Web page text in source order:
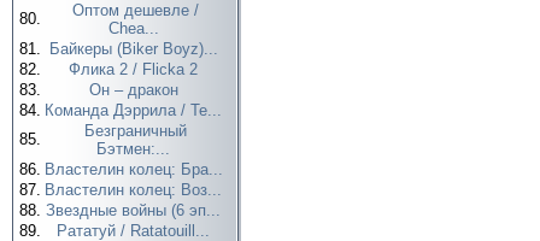
80.
Оптом дешевле /
Chea...
81.
Байкеры (Biker Boyz)...
82.
Флика 2 / Flicka 2
83.
Он – дракон
84. Команда Дэррила / Te...
85.
Безграничный
Бэтмен:...
86. Властелин колец: Бра...
87. Властелин колец: Воз...
88. Звездные войны (6 эп...
89.
Рататуй / Ratatouill...